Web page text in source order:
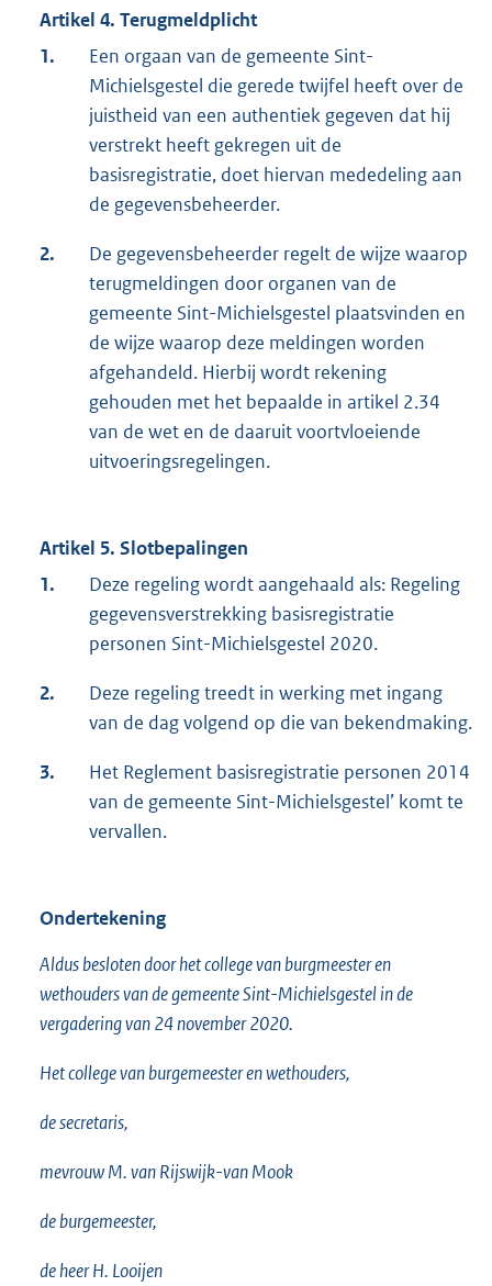
Artikel 4. Terugmeldplicht
1.
Een orgaan van de gemeente Sint-
Michielsgestel die gerede twijfel heeft over de
juistheid van een authentiek gegeven dat hij
verstrekt heeft gekregen uit de
basisregistratie, doet hiervan mededeling aan
de gegevensbeheerder.
2.
De gegevensbeheerder regelt de wijze waarop
terugmeldingen door organen van de
gemeente Sint-Michielsgestel plaatsvinden en
de wijze waarop deze meldingen worden
afgehandeld. Hierbij wordt rekening
gehouden met het bepaalde in artikel 2.34
van de wet en de daaruit voortvloeiende
uitvoeringsregelingen.
Artikel 5. Slotbepalingen
1.
Deze regeling wordt aangehaald als: Regeling
gegevensverstrekking basisregistratie
personen Sint-Michielsgestel 2020.
2.
Deze regeling treedt in werking met ingang
van de dag volgend op die van bekendmaking.
3.
Het Reglement basisregistratie personen 2014
van de gemeente Sint-Michielsgestel’ komt te
vervallen.
Ondertekening
Aldus besloten door het college van burgmeester en
wethouders van de gemeente Sint-Michielsgestel in de
vergadering van 24 november 2020.
Het college van burgemeester en wethouders,
de secretaris,
mevrouw M. van Rijswijk-van Mook
de burgemeester,
de heer H. Looijen